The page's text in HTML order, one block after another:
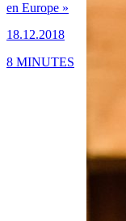
en Europe »
18.12.2018
8 MINUTES